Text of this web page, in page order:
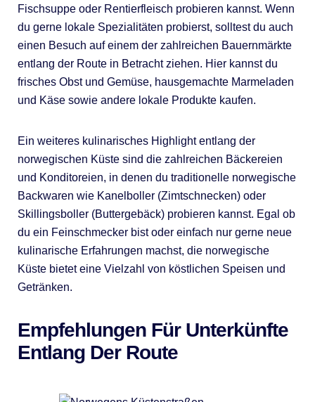
Fischsuppe oder Rentierfleisch probieren kannst. Wenn
du gerne lokale Spezialitäten probierst, solltest du auch
einen Besuch auf einem der zahlreichen Bauernmärkte
entlang der Route in Betracht ziehen. Hier kannst du
frisches Obst und Gemüse, hausgemachte Marmeladen
und Käse sowie andere lokale Produkte kaufen.
Ein weiteres kulinarisches Highlight entlang der
norwegischen Küste sind die zahlreichen Bäckereien
und Konditoreien, in denen du traditionelle norwegische
Backwaren wie Kanelboller (Zimtschnecken) oder
Skillingsboller (Buttergebäck) probieren kannst. Egal ob
du ein Feinschmecker bist oder einfach nur gerne neue
kulinarische Erfahrungen machst, die norwegische
Küste bietet eine Vielzahl von köstlichen Speisen und
Getränken.
Empfehlungen Für Unterkünfte
Entlang Der Route